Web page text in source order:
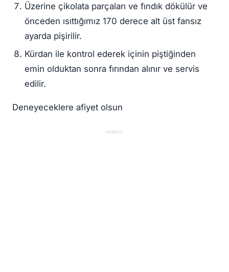
Üzerine çikolata parçaları ve fındık dökülür ve
önceden ısıttığımız 170 derece alt üst fansız
ayarda pişirilir.
Kürdan ile kontrol ederek içinin piştiğinden
emin olduktan sonra fırından alınır ve servis
edilir.
Deneyeceklere afiyet olsun
reklam